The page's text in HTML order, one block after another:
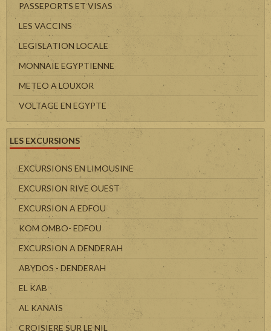
PASSEPORTS ET VISAS
LES VACCINS
LEGISLATION LOCALE
MONNAIE EGYPTIENNE
METEO A LOUXOR
VOLTAGE EN EGYPTE
LES EXCURSIONS
EXCURSIONS EN LIMOUSINE
EXCURSION RIVE OUEST
EXCURSION A EDFOU
KOM OMBO- EDFOU
EXCURSION A DENDERAH
ABYDOS - DENDERAH
EL KAB
AL KANAÏS
CROISIERE SUR LE NIL